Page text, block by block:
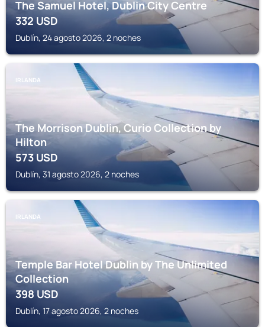
The Samuel Hotel, Dublin City Centre
332USD
Dublín, 24 agosto 2026, 2 noches
IRLANDA
The Morrison Dublin, Curio Collection by
Hilton
573USD
Dublín, 31 agosto 2026, 2 noches
IRLANDA
Temple Bar Hotel Dublin by The Unlimited
Collection
398USD
Dublín, 17 agosto 2026, 2 noches